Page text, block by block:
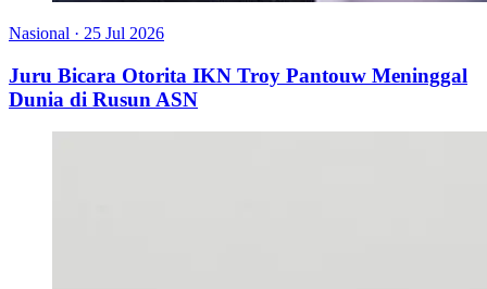
Nasional · 25 Jul 2026
Juru Bicara Otorita IKN Troy Pantouw Meninggal
Dunia di Rusun ASN